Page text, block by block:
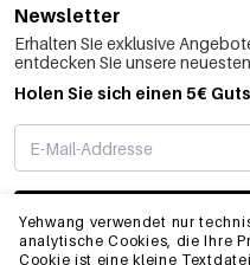
Yehwang verwendet nur
analytische Cookies, die Ihre
Cookie ist eine kleine
Newsletter
Erhalten Sie exklusive
entdecken Sie unsere
Holen Sie sich einen 5€